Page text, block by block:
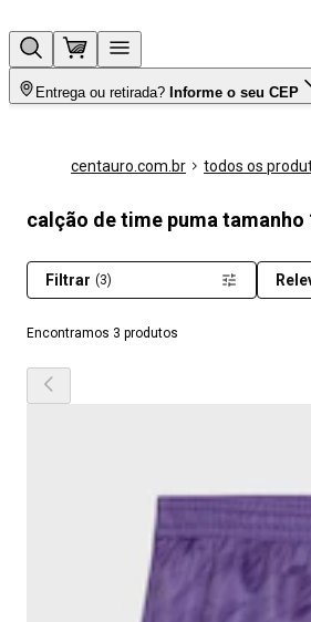
Entrega ou retirada? Informe o seu CEP
centauro.com.br todos os
calção de time puma tamanho
Encontramos 3 produtos
Filtrar (3)